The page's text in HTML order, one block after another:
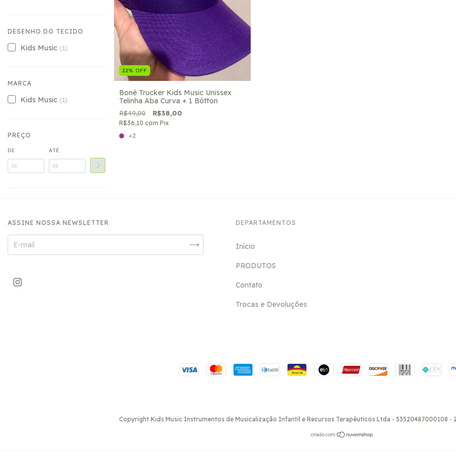
DESENHO DO TECIDO
Kids Music (1)
MARCA
Kids Music (1)
PREÇO
DE ATÉ
22% OFF
Boné Trucker Kids Music Unissex
Telinha Aba Curva + 1 Bótton
R$49,00 R$38,00
R$36,10 com Pix
+2
ASSINE NOSSA NEWSLETTER DEPARTAMENTOS
Início
PRODUTOS
Contato
Trocas e Devoluções
Copyright Kids Music Instrumentos de Musicalização Infantil e Recursos Terapêuticos Ltda - 53520487000108 -